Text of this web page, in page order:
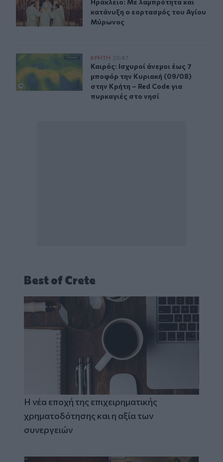
Ηράκλειο: Με λαμπρότητα και
Ηράκλειο: Με λαμπρότητα και
κατάνυξη ο εορτασμός του Αγίου
Μύρωνος
Καιρός: Ισχυροί άνεμοι έως 7 μποφόρ την Κυριακή
ΚΡΗΤΗ 20:47
Καιρός: Ισχυροί άνεμοι έως 7
Καιρός: Ισχυροί άνεμοι έως 7
μποφόρ την Κυριακή (09/08)
στην Κρήτη – Red Code για
πυρκαγιές στο νησί
Best of Crete
Η νέα εποχή της επιχειρηματικής
χρηματοδότησης και η αξία των
συνεργειών